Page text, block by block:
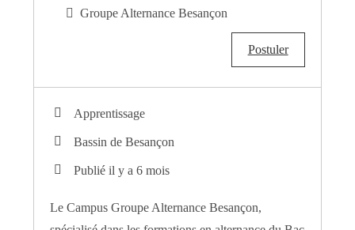
Groupe Alternance Besançon
Postuler
Apprentissage
Bassin de Besançon
Publié il y a 6 mois
Le Campus Groupe Alternance Besançon,